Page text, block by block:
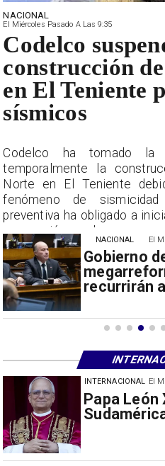
30/
Milei
INTERNACIONAL
El
Gobierno
recurrirán
NACIONAL
NACIONAL
El Miércoles Pasado A Las 9:35
Codelco
construcción
en El Teniente
sísmicos
Codelco ha tomado la
temporalmente la
Norte en El Teniente
fenómeno de
preventiva ha obligado a
suspensión con las